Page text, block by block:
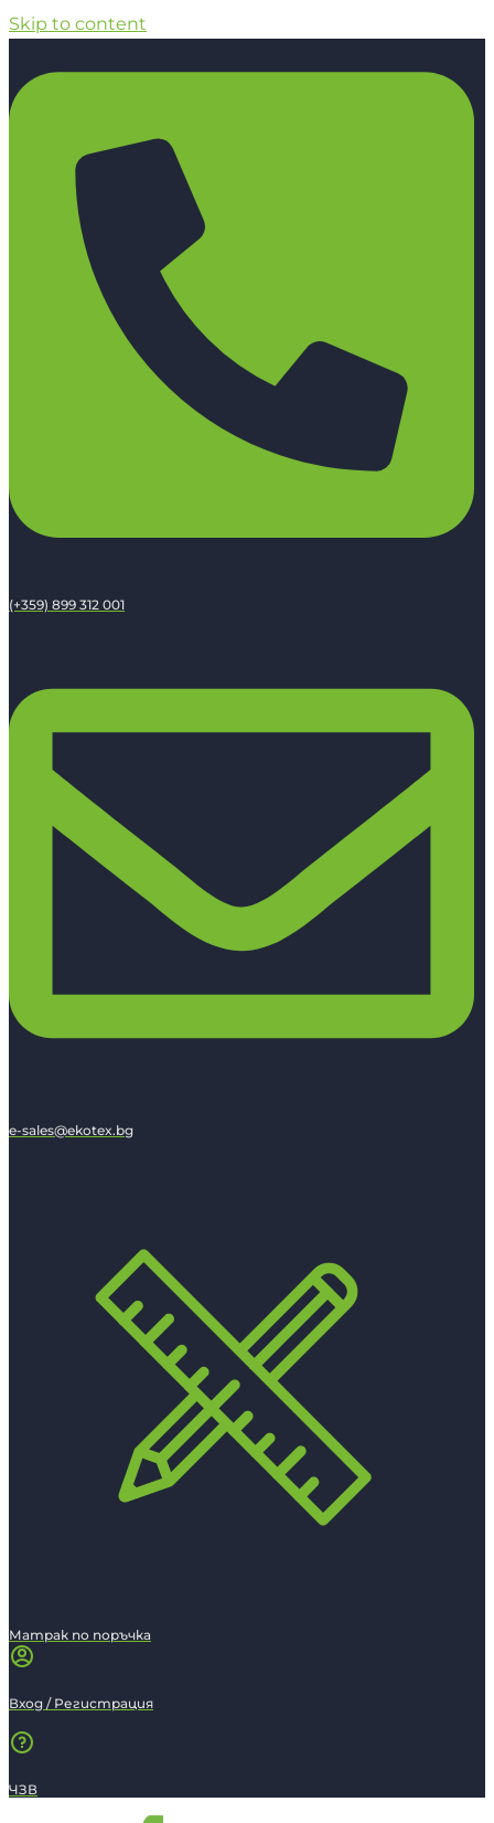
Skip to content
(+359) 899 312 001
e-sales@ekotex.bg
Матрак по поръчка
Вход / Регистрация
ЧЗВ